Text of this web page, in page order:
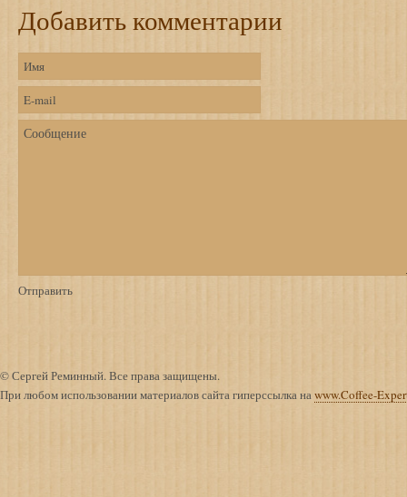
Добавить комментарии
© Сергей Реминный. Все права защищены.
При любом использовании материалов сайта гиперссылка наwww.Coffee-